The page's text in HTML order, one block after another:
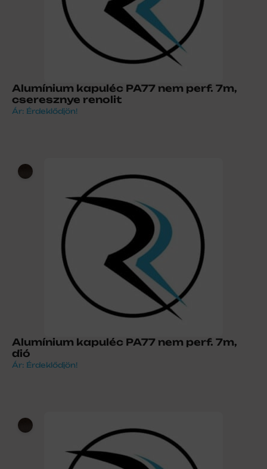
Alumínium kapuléc PA77 nem perf. 7m,
cseresznye renolit
Ár: Érdeklődjön!
Alumínium kapuléc PA77 nem perf. 7m,
dió
Ár: Érdeklődjön!